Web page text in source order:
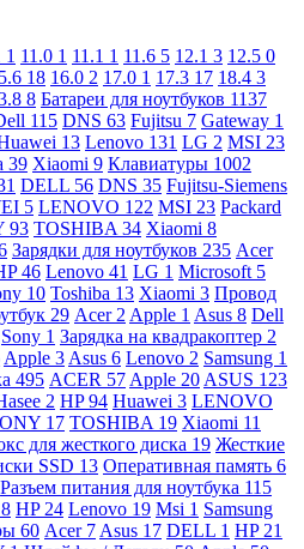
1 11.0 1 11.1 1 11.6 5 12.1 3 12.5 0
18 16.0 2 17.0 1 17.3 17 18.4 3
8 Батареи для ноутбуков 1137
115 DNS 63 Fujitsu 7 Gateway 1
13 Lenovo 131 LG 2 MSI 23
39 Xiaomi 9 Клавиатуры 1002
DELL 56 DNS 35 Fujitsu-Siemens
5 LENOVO 122 MSI 23 Packard
93 TOSHIBA 34 Xiaomi 8
Зарядки для ноутбуков 235 Acer
46 Lenovo 41 LG 1 Microsoft 5
10 Toshiba 13 Xiaomi 3 Провод
29 Acer 2 Apple 1 Asus 8 Dell
Sony 1 Зарядка на квадракоптер 2
Apple 3 Asus 6 Lenovo 2 Samsung 1
495 ACER 57 Apple 20 ASUS 123
2 HP94 Huawei 3 LENOVO
17 TOSHIBA 19 Xiaomi 11
для жесткого диска 19 Жесткие
SSD 13 Оперативная память 6
Разъем питания для ноутбука 115
8 HP 24 Lenovo 19 Msi 1 Samsung
60 Acer 7 Asus 17 DELL 1 HP 21